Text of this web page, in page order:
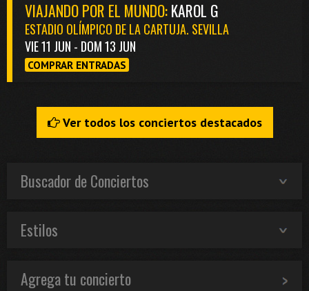
VIAJANDO POR EL MUNDO:KAROL G
ESTADIO OLÍMPICO DE LA CARTUJA. SEVILLA
VIE 11 JUN - DOM 13 JUN
COMPRAR ENTRADAS
Ver todos los conciertos destacados
Buscador de Conciertos
Estilos
Agrega tu concierto